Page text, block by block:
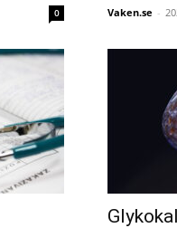
0 Vaken.se -